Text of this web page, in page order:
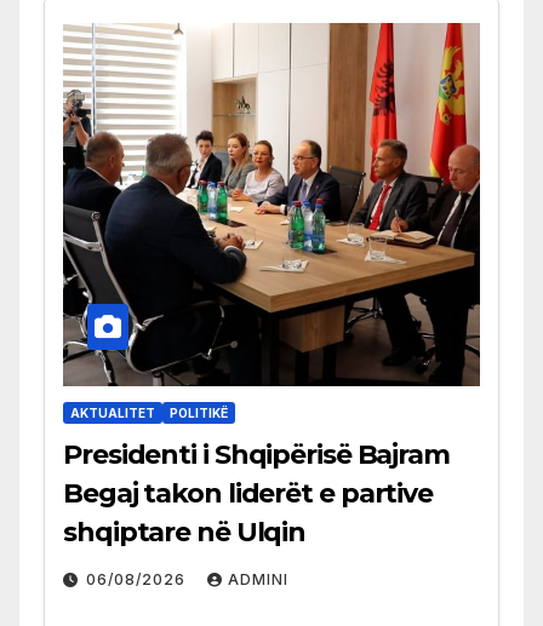
AKTUALITET POLITIKË
Presidenti i Shqipërisë Bajram
Begaj takon liderët e partive
shqiptare në Ulqin
06/08/2026 ADMINI